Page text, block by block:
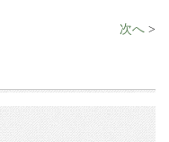
次へ >